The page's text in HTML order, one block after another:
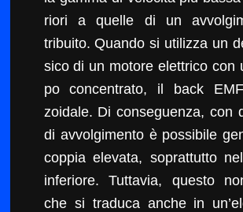
ri­ori a quelle di un
tribuito. Quan­do si uti­liz­za un
si­co di un motore elet­tri­co con
po con­cen­tra­to, il back
zoidale. Di con­seguen­za, con
di avvol­gi­men­to è pos­si­bile
cop­pia ele­va­ta, soprat­tut­to
infe­ri­ore. Tut­tavia, questo
che si tra­d­u­ca anche in